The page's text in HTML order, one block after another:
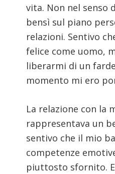
vita. Non nel senso
bensì sul piano
relazioni. Sentivo
felice come uomo,
liberarmi di un
momento mi ero
La relazione con la
rappresentava un
sentivo che il mio
competenze
piuttosto sfornito.